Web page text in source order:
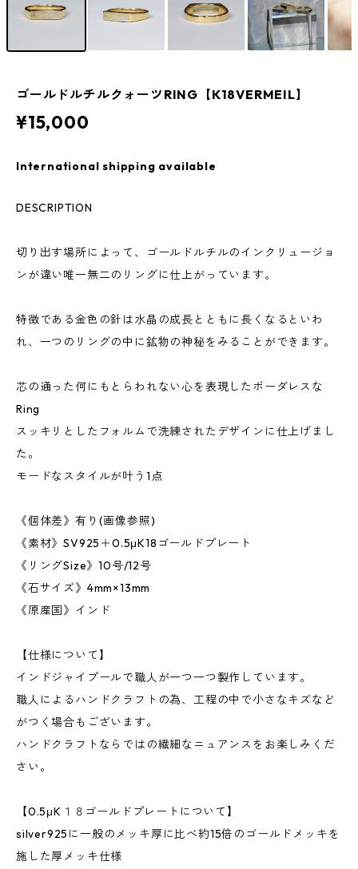
ゴールドルチルクォーツRING【K18VERMEIL】
¥15,000
International shipping available
DESCRIPTION
切り出す場所によって、ゴールドルチルのインクリュージョ
ンが違い唯一無二のリングに仕上がっています。
特徴である金色の針は水晶の成長とともに長くなるといわ
れ、一つのリングの中に鉱物の神秘をみることができます。
芯の通った何にもとらわれない心を表現したボーダレスな
Ring
スッキリとしたフォルムで洗練されたデザインに仕上げまし
た。
モードなスタイルが叶う1点
《個体差》有り(画像参照)
《素材》SV925＋0.5μK18ゴールドプレート
《リングSize》10号/12号
《石サイズ》4mm×13mm
《原産国》インド
【仕様について】
インドジャイプールで職人が一つ一つ製作しています。
職人によるハンドクラフトの為、工程の中で小さなキズなど
がつく場合もございます。
ハンドクラフトならではの繊細なニュアンスをお楽しみくだ
さい。
【0.5μK１８ゴールドプレートについて】
silver925に一般のメッキ厚に比べ約15倍のゴールドメッキを
施した厚メッキ仕様